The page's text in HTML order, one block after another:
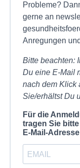
Probleme?
gerne an
Anregungen
Bitte beachten:
Du eine E-Mail
nach dem Klick
Sie/erhältst Du
Für die
tragen Sie
E-Mail-